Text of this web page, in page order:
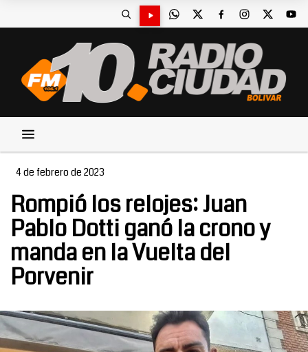
4 de febrero de 2023
Rompió los relojes: Juan
Pablo Dotti ganó la crono y
manda en la Vuelta del
Porvenir